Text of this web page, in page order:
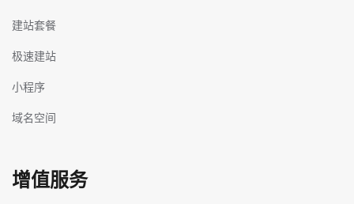
建站套餐
极速建站
小程序
域名空间
增值服务